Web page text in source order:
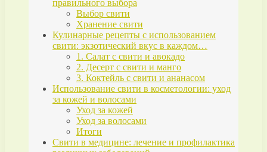
правильного выбора
Выбор свити
Хранение свити
Кулинарные рецепты с использованием
свити: экзотический вкус в каждом…
1. Салат с свити и авокадо
2. Десерт с свити и манго
3. Коктейль с свити и ананасом
Использование свити в косметологии: уход
за кожей и волосами
Уход за кожей
Уход за волосами
Итоги
Свити в медицине: лечение и профилактика